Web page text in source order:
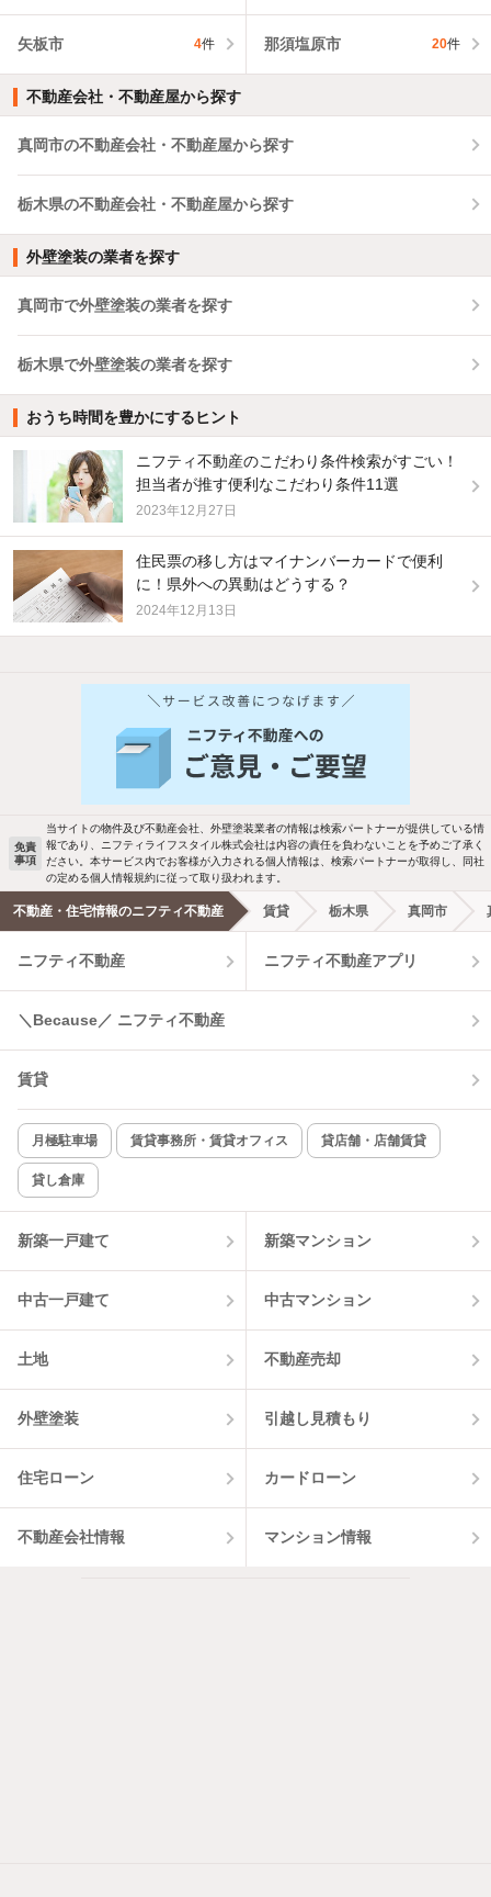
矢板市 4件 那須塩原市 20件
不動産会社・不動産屋から探す
真岡市の不動産会社・不動産屋から探す
栃木県の不動産会社・不動産屋から探す
外壁塗装の業者を探す
真岡市で外壁塗装の業者を探す
栃木県で外壁塗装の業者を探す
おうち時間を豊かにするヒント
ニフティ不動産のこだわり条件検索がすごい！
担当者が推す便利なこだわり条件11選
2023年12月27日
住民票の移し方はマイナンバーカードで便利
に！県外への異動はどうする？
2024年12月13日
他の人はこんな条件で絞り込んでいます！
バス・トイレ別 2階以上
洗濯機置場あり 独立洗面台
エアコンあり 都市ガス
温水洗浄便座 オートロック
コンロ2口以上
新着のみ インターネット無料
該当件数:
物件一覧に反映
新着物件メール通知
ご希望の条件の物件が見つかり次第、メ
新着メール通知を受け取る
免責
事項
当サイトの物件及び不動産会社、外壁塗装業者の情報は検索パートナーが提供している情
報であり、ニフティライフスタイル株式会社は内容の責任を負わないことを予めご了承く
ださい。本サービス内でお客様が入力される個人情報は、検索パートナーが取得し、同社
の定める個人情報規約に従って取り扱われます。
不動産・住宅情報のニフティ不動産 賃貸 栃木県 真岡市
ニフティ不動産 ニフティ不動産アプリ
＼Because／ ニフティ不動産
賃貸
月極駐車場 賃貸事務所・賃貸オフィス 貸店舗・店舗賃貸
貸し倉庫
新築一戸建て 新築マンション
中古一戸建て 中古マンション
土地 不動産売却
外壁塗装 引越し見積もり
住宅ローン カードローン
不動産会社情報 マンション情報